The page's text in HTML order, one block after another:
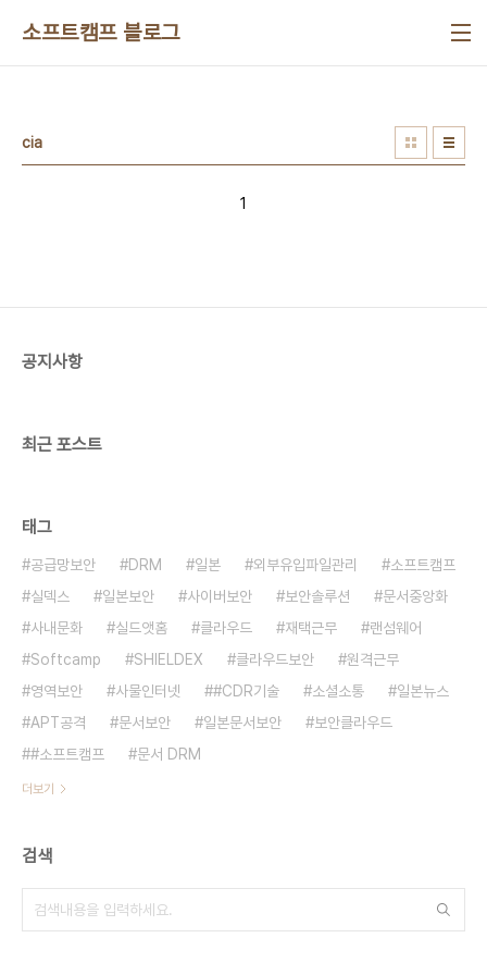
소프트캠프 블로그
cia
1
공지사항
최근 포스트
태그
공급망보안 DRM 일본 외부유입파일관리
소프트캠프
실덱스
일본보안 사이버보안 보안솔루션
문서중앙화
사내문화
실드앳홈 클라우드 재택근무
랜섬웨어
Softcamp
SHIELDEX 클라우드보안
원격근무
영역보안
사물인터넷 #CDR기술 소셜소통
일본뉴스
APT공격
문서보안 일본문서보안
보안클라우드
#소프트캠프
문서 DRM
더보기
검색